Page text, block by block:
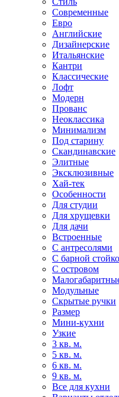
Современные
Евро
Английские
Дизайнерские
Итальянские
Кантри
Классические
Лофт
Модерн
Прованс
Неоклассика
Минимализм
Под старину
Скандинавские
Элитные
Эксклюзивные
Хай-тек
Особенности
Для студии
Для хрущевки
Для дачи
Встроенные
С антресолями
С барной
С островом
Модульные
Скрытые ручки
Размер
Мини-кухни
Узкие
3 кв. м.
5 кв. м.
6 кв. м.
9 кв. м.
Все для кухни